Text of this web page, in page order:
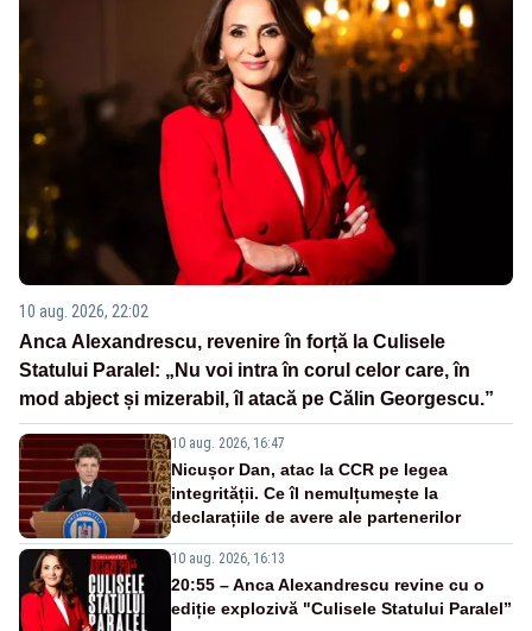
10 aug. 2026, 22:02
Anca Alexandrescu, revenire în forță la Culisele
Statului Paralel: „Nu voi intra în corul celor care, în
mod abject și mizerabil, îl atacă pe Călin Georgescu.”
10 aug. 2026, 16:47
Nicușor Dan, atac la CCR pe legea
integrității. Ce îl nemulțumește la
declarațiile de avere ale partenerilor
10 aug. 2026, 16:13
20:55 – Anca Alexandrescu revine cu o
ediție explozivă "Culisele Statului Paralel”